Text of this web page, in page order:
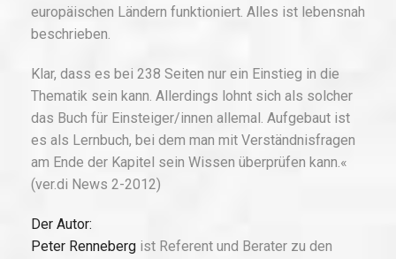
europäischen Ländern funktioniert. Alles ist lebensnah
beschrieben.
Klar, dass es bei 238 Seiten nur ein Einstieg in die
Thematik sein kann. Allerdings lohnt sich als solcher
das Buch für Einsteiger/innen allemal. Aufgebaut ist
es als Lernbuch, bei dem man mit Verständnisfragen
am Ende der Kapitel sein Wissen überprüfen kann.«
(ver.di News 2-2012)
Der Autor:
Peter Renneberg ist Referent und Berater zu den